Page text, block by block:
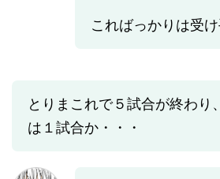
こればっかりは受け
とりまこれで５試合が終わり
は１試合か・・・